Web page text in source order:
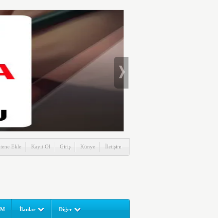
Ekle Kayıt Ol Giriş Künye İletişim
İlanlar Diğer